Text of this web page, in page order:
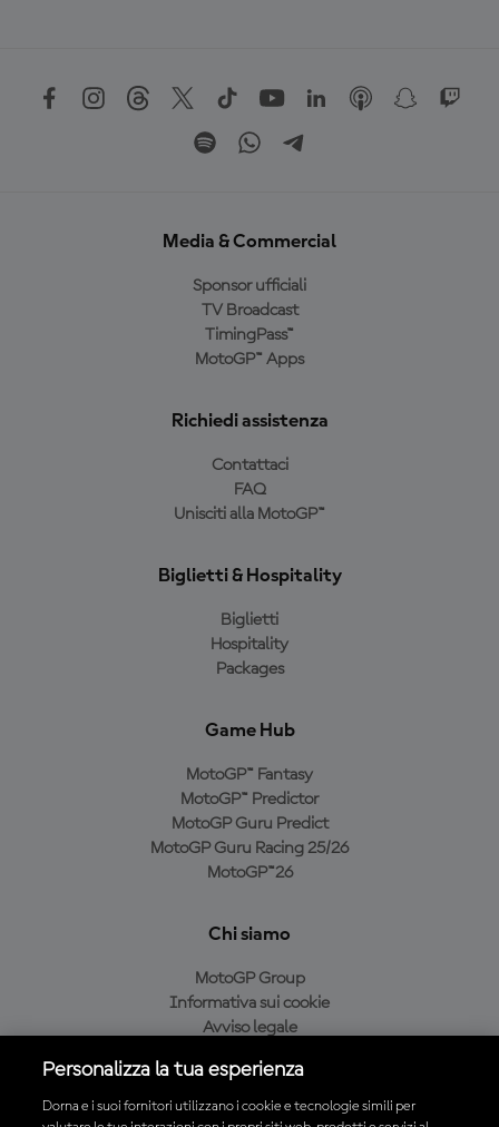
Media & Commercial
Sponsor ufficiali
TV Broadcast
TimingPass™
MotoGP™ Apps
Richiedi assistenza
Contattaci
FAQ
Unisciti alla MotoGP™
Biglietti & Hospitality
Biglietti
Hospitality
Packages
Game Hub
MotoGP™ Fantasy
MotoGP™ Predictor
MotoGP Guru Predict
MotoGP Guru Racing 25/26
MotoGP™26
Chi siamo
MotoGP Group
Informativa sui cookie
Avviso legale
Condizioni di acquisto
Personalizza la tua esperienza
Dorna e i suoi fornitori utilizzano i cookie e tecnologie simili per